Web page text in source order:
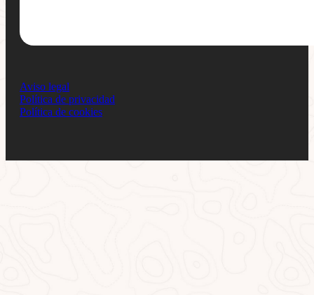
Aviso legal
Política de privacidad
Política de cookies